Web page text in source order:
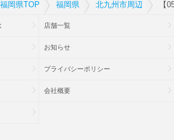
福岡県TOP 福岡県 北九州市周辺 【
店舗一覧
お知らせ
プライバシーポリシー
会社概要